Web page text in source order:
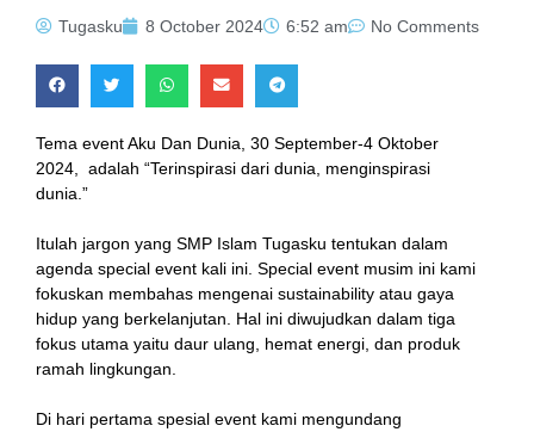
Tugasku 8 October 2024 6:52 am No Comments
Tema event Aku Dan Dunia, 30 September-4 Oktober
2024, adalah “Terinspirasi dari dunia, menginspirasi
dunia.”
Itulah jargon yang SMP Islam Tugasku tentukan dalam
agenda special event kali ini. Special event musim ini kami
fokuskan membahas mengenai sustainability atau gaya
hidup yang berkelanjutan. Hal ini diwujudkan dalam tiga
fokus utama yaitu daur ulang, hemat energi, dan produk
ramah lingkungan.
Di hari pertama spesial event kami mengundang